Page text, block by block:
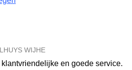
WIJHE
en goede service.